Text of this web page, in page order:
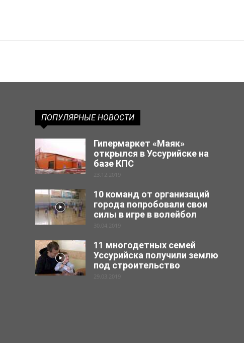
ПОПУЛЯРНЫЕ НОВОСТИ
Гипермаркет «Маяк»
открылся в Уссурийске на
базе КПС
23.12.2019
10 команд от организаций
города попробовали свои
силы в игре в волейбол
30.04.2019
11 многодетных семей
Уссурийска получили землю
под строительство
29.03.2019